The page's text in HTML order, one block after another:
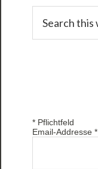
this
* Pflichtfeld
Email-Addresse*